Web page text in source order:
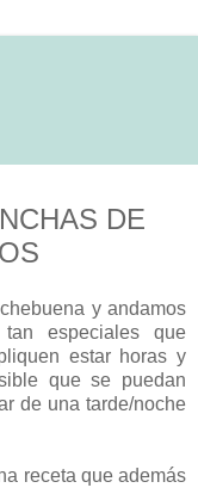
DE
y andamos
especiales que
estar horas y
que se puedan
de una tarde/noche
receta que además